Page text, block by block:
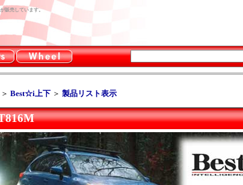
販売しています。
Best☆i上下 ＞ 製品リスト表示